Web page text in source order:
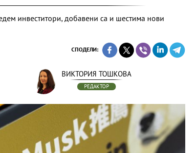
инвеститори, добавени са и шестима нови
СПОДЕЛИ:
ВИКТОРИЯ ТОШКОВА
РЕДАКТОР